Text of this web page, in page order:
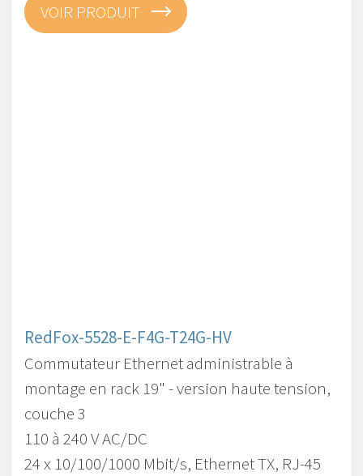
VOIR PRODUIT
RedFox-5528-E-F4G-T24G-HV
Commutateur Ethernet administrable à
montage en rack 19" - version haute tension,
couche 3
110 à 240 V AC/DC
24 x 10/100/1000 Mbit/s, Ethernet TX, RJ-45